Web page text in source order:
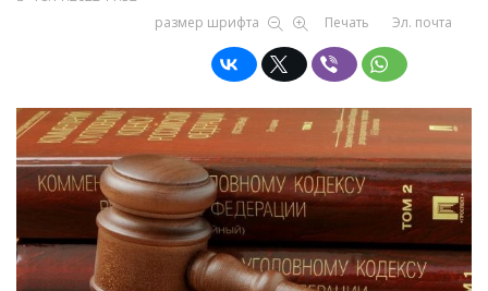
размер шрифта
Печать Эл. почта